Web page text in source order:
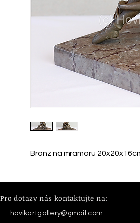
Bronz na mramoru
Pro dotazy nás kontaktujte na:
hovikartgallery@gmail.com